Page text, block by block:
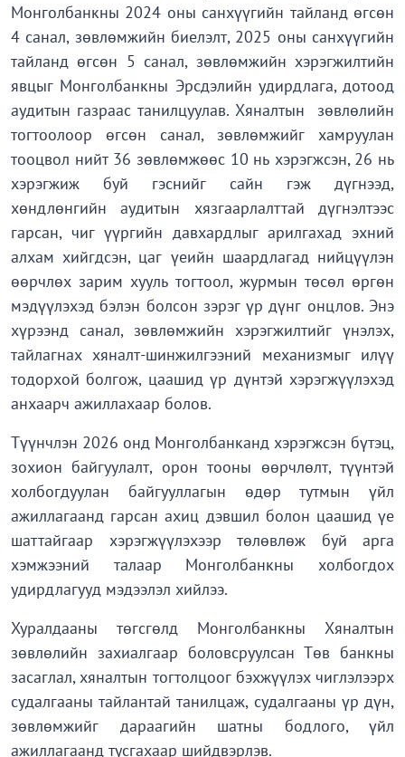
Монголбанкны 2024 оны санхүүгийн тайланд өгсөн
4 санал, зөвлөмжийн биелэлт, 2025 оны санхүүгийн
тайланд өгсөн 5 санал, зөвлөмжийн хэрэгжилтийн
явцыг Монголбанкны Эрсдэлийн удирдлага, дотоод
аудитын газраас танилцуулав. Хяналтын зөвлөлийн
тогтоолоор өгсөн санал, зөвлөмжийг хамруулан
тооцвол нийт 36 зөвлөмжөөс 10 нь хэрэгжсэн, 26 нь
хэрэгжиж буй гэснийг сайн гэж дүгнээд,
хөндлөнгийн аудитын хязгаарлалттай дүгнэлтээс
гарсан, чиг үүргийн давхардлыг арилгахад эхний
алхам хийгдсэн, цаг үеийн шаардлагад нийцүүлэн
өөрчлөх зарим хууль тогтоол, журмын төсөл өргөн
мэдүүлэхэд бэлэн болсон зэрэг үр дүнг онцлов. Энэ
хүрээнд санал, зөвлөмжийн хэрэгжилтийг үнэлэх,
тайлагнах хяналт-шинжилгээний механизмыг илүү
тодорхой болгож, цаашид үр дүнтэй хэрэгжүүлэхэд
анхаарч ажиллахаар болов.
Түүнчлэн 2026 онд Монголбанканд хэрэгжсэн бүтэц,
зохион байгуулалт, орон тооны өөрчлөлт, түүнтэй
холбогдуулан байгууллагын өдөр тутмын үйл
ажиллагаанд гарсан ахиц дэвшил болон цаашид үе
шаттайгаар хэрэгжүүлэхээр төлөвлөж буй арга
хэмжээний талаар Монголбанкны холбогдох
удирдлагууд мэдээлэл хийлээ.
Хуралдааны төгсгөлд Монголбанкны Хяналтын
зөвлөлийн захиалгаар боловсруулсан Төв банкны
засаглал, хяналтын тогтолцоог бэхжүүлэх чиглэлээрх
судалгааны тайлантай танилцаж, судалгааны үр дүн,
зөвлөмжийг дараагийн шатны бодлого, үйл
ажиллагаанд тусгахаар шийдвэрлэв.